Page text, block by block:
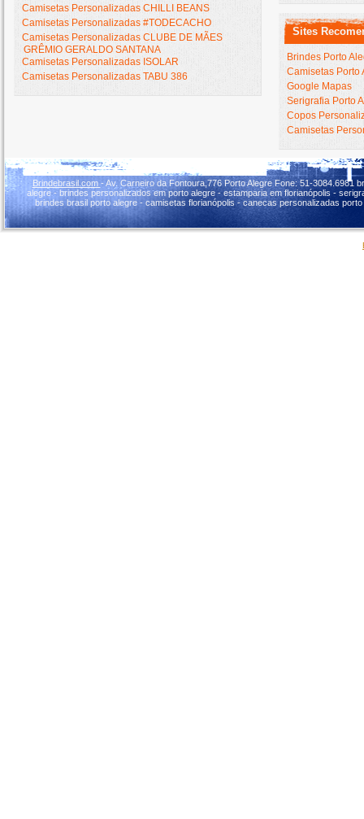
Camisetas Personalizadas CHILLI BEANS
Camisetas Personalizadas #TODECACHO
Camisetas Personalizadas CLUBE DE MÃES
GRÊMIO GERALDO SANTANA
Camisetas Personalizadas ISOLAR
Camisetas Personalizadas TABU 386
Sites
Brindes Porto
Camisetas Porto
Google Mapas
Serigrafia Porto
Copos
Camisetas
Brindebrasil.com - Av. Carneiro da Fontoura,776 Porto Alegre Fone: 51-
alegre - brindes personalizados em porto alegre - estamparia em florianópolis -
brindes brasil porto alegre - camisetas florianópolis - canecas personalizadas